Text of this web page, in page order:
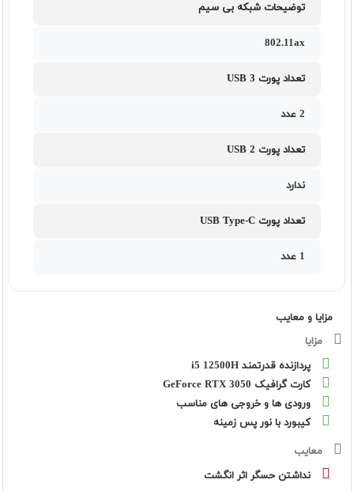
توضیحات شبکه بی سیم
802.11ax
تعداد پورت USB 3
2 عدد
تعداد پورت USB 2
ندارد
تعداد پورت USB Type-C
1 عدد
مزایا و معایب
مزایا
پردازنده قدرتمند i5 12500H
کارت گرافیک GeForce RTX 3050
ورودی ها و خروجی های مناسب
کیبورد با نور پس زمینه
معایب
نداشتن حسگر اثر انگشت